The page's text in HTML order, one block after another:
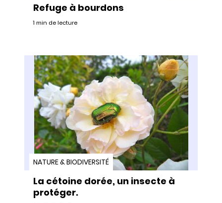
Refuge à bourdons
1 min de lecture
NATURE & BIODIVERSITÉ
La cétoine dorée, un insecte à
protéger.